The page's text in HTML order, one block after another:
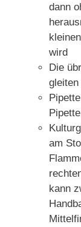
dann
wird
Die
am
kann